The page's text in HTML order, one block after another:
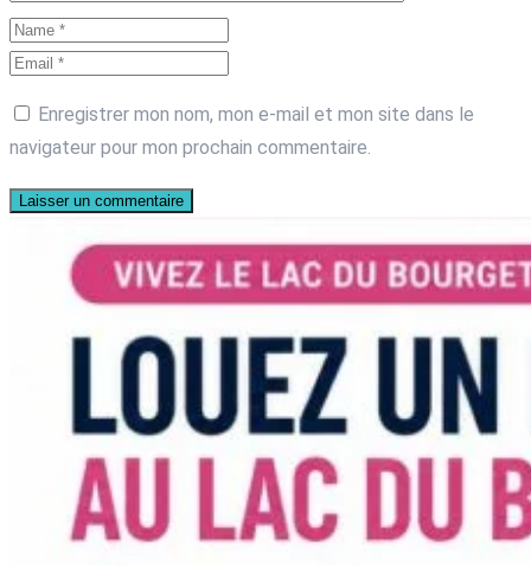
Enregistrer mon nom, mon e-mail et mon site dans le
navigateur pour mon prochain commentaire.